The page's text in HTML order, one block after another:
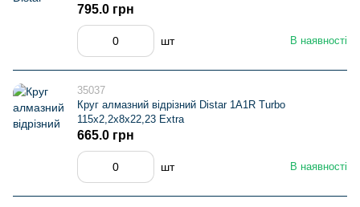
В наявності
795.0 грн
шт
35037
Круг алмазний вiдрiзний Distar 1A1R Turbo
115x2,2x8x22,23 Extra
В наявності
665.0 грн
шт